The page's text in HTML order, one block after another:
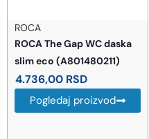
GEBERIT
Geberit Selnova Square
zidni lavabo sa otvorom za
slavinu 65 × 48 cm beli
(500.299.01.5)
8.678,00RSD